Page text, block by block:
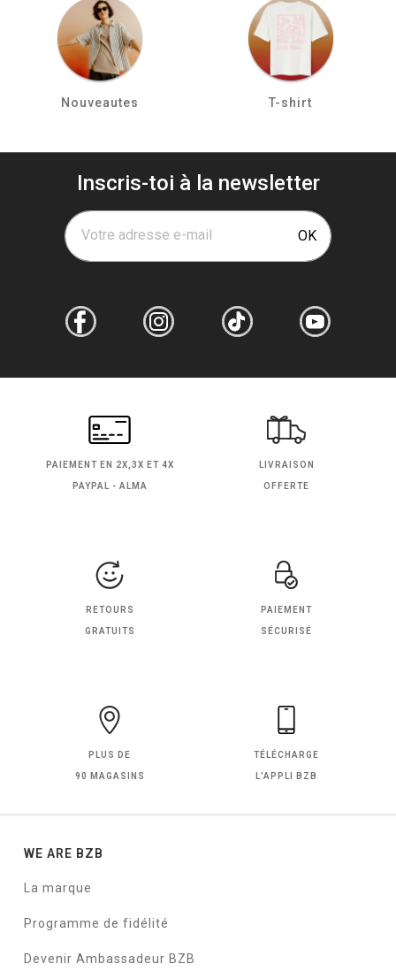
Nouveautes T-shirt
Inscris-toi à la newsletter
Votre adresse e-mail OK
PAIEMENT EN 2X,3X ET 4X
PAYPAL - ALMA
LIVRAISON
OFFERTE
RETOURS
GRATUITS
PAIEMENT
SÉCURISÉ
PLUS DE
90 MAGASINS
TÉLÉCHARGE
L'APPLI BZB
WE ARE BZB
La marque
Programme de fidélité
Devenir Ambassadeur BZB